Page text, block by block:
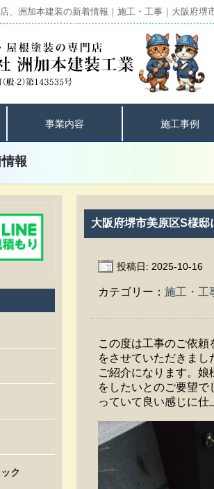
、洲加本建装の新着情報｜施工・工事｜大阪府
事業内容 施工事例
報
大阪府堺市美原区S様
投稿日: 2025-10-16
カテゴリー：施工・工
この度は工事のご依
をさせていただきま
ご紹介になります。
をしたいとのご要望
っていて良い感じに仕
ク